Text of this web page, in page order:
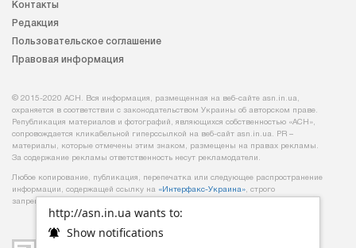
http://asn.in.ua wants to:
Show notifications
Контакты
Редакция
Пользовательское соглашение
Правовая информация
© 2015-2020 АСН. Вся информация, размещенная на веб-сайте asn.in.ua,
охраняется в соответствии с законодательством Украины об авторском праве.
Републикация материалов и фотографий, являющихся собственностью «АСН»,
сопровождается кликабельной гиперссылкой на веб-сайт asn.іn.ua. PR –
материалы, которые отмечены этим знаком, размещены на правах рекламы.
За содержание рекламы ответственность несут рекламодатели.
Любое копирование, публикация, перепечатка или следующее распространение
информации, содержащей ссылку на «Интерфакс-Украина», строго
запрещается.